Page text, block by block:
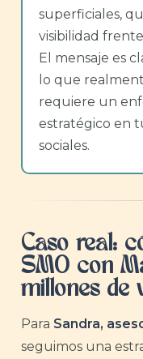
superficiales,
visibilidad
El mensaje es
lo que
requiere un
estratégico en
sociales.
Caso real:
SMO con
millones de
Para Sandra,
seguimos una